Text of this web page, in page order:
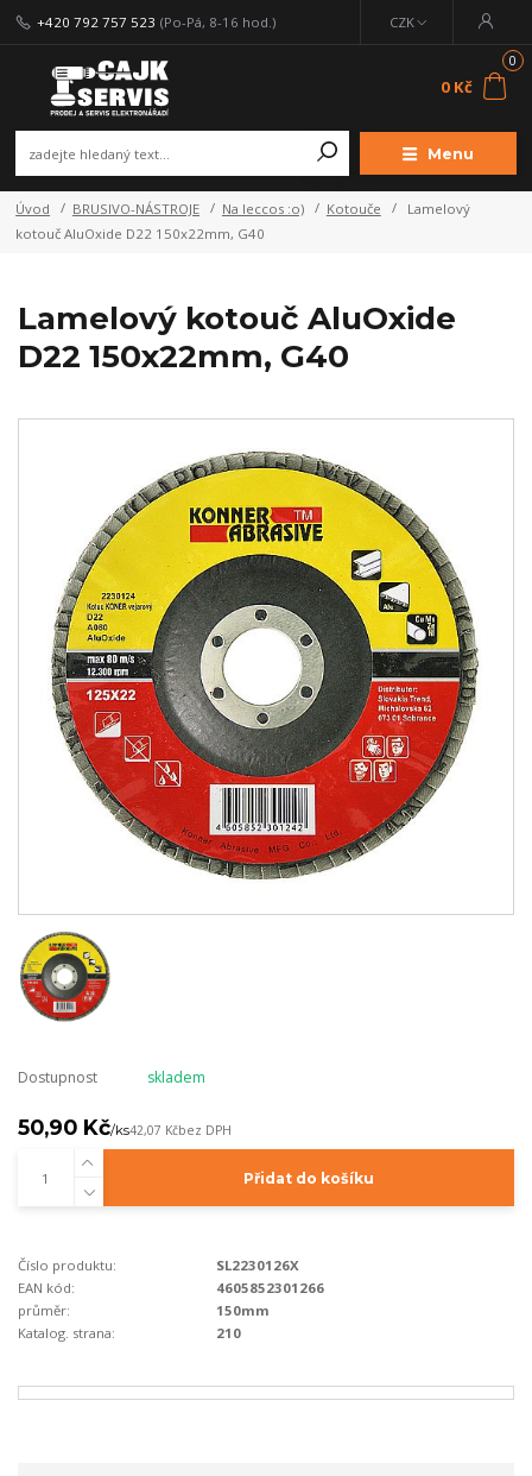
Menu
CZK
+420 792 757 523 (Po-Pá, 8-16 hod.)
0
0 Kč
Úvod BRUSIVO-NÁSTROJE Na leccos :o) Kotouče
Lamelový
kotouč AluOxide D22 150x22mm, G40
Lamelový kotouč AluOxide
D22 150x22mm, G40
Dostupnost skladem
50,90 Kč/ks42,07 Kčbez DPH
Přidat do košíku
Číslo produktu:
SL2230126X
EAN kód:
4605852301266
průměr:
150mm
Katalog. strana:
210